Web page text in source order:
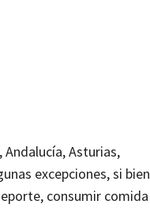
Asturias,
excepciones, si bien
consumir comida